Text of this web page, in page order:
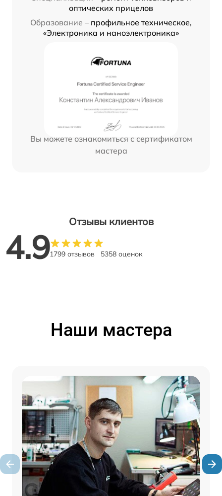
оптических прицелов
Образование – профильное техническое,
«Электроника и наноэлектроника»
Вы можете ознакомиться с сертификатом
мастера
Отзывы клиентов
4.91799 отзывов 5358 оценок
Наши мастера